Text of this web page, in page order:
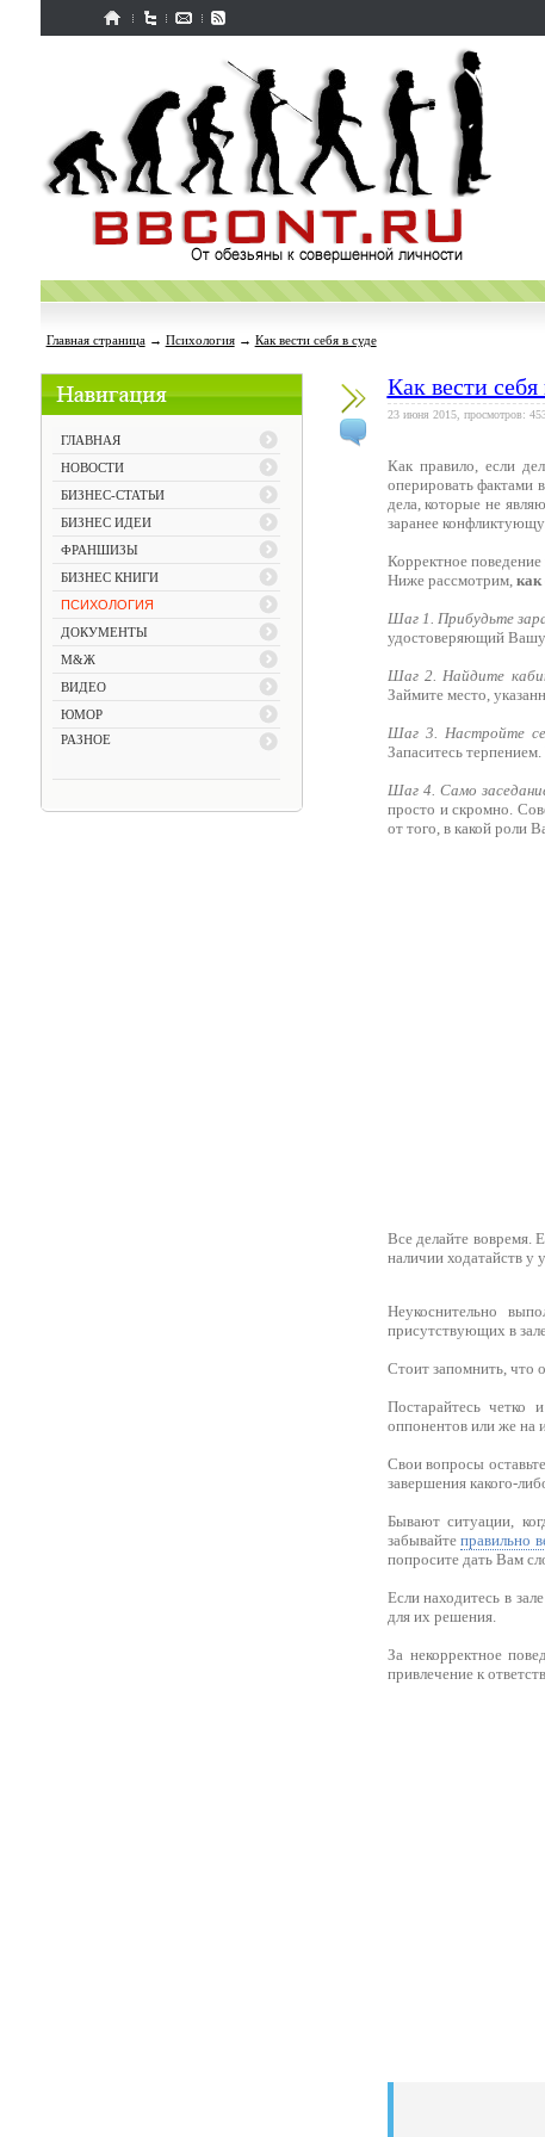
Главная страница→ Психология→ Как вести себя в суде
ГЛАВНАЯ
НОВОСТИ
БИЗНЕС-СТАТЬИ
БИЗНЕС ИДЕИ
ФРАНШИЗЫ
БИЗНЕС КНИГИ
ПСИХОЛОГИЯ
ДОКУМЕНТЫ
М&Ж
ВИДЕО
ЮМОР
РАЗНОЕ
Как вести себя
23 июня 2015, просмотров:
Как правило, если
оперировать фактами
дела, которые не
заранее
Корректное
Ниже рассмотрим, как
Шаг 1. Прибудьте
удостоверяющий Вашу
Шаг 2. Найдите
Займите место,
Шаг 3. Настройте
Запаситесь
Шаг 4. Само
просто и скромно.
от того, в какой роли
Все делайте вовремя.
наличии ходатайств у
Неукоснительно
присутствующих в
Стоит запомнить, что
Постарайтесь четко
оппонентов или же на
Свои вопросы
завершения какого-
Бывают ситуации,
забывайтеправильно
попросите дать Вам
Если находитесь в
для их решения.
За некорректное
привлечение к